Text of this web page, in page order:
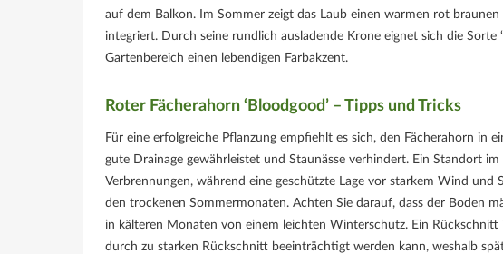
auf dem Balkon. Im Sommer zeigt das Laub einen warmen rot
integriert. Durch seine rundlich ausladende Krone eignet sich die Sorte
Gartenbereich einen lebendigen Farbakzent.
Roter Fächerahorn ‘Bloodgood’ – Tipps und Tricks
Für eine erfolgreiche Pflanzung empfiehlt es sich, den Fächerahorn in
gute Drainage gewährleistet und Staunässe verhindert. Ein Standort
Verbrennungen, während eine geschützte Lage vor starkem Wind und
den trockenen Sommermonaten. Achten Sie darauf, dass der Boden
in kälteren Monaten von einem leichten Winterschutz. Ein
durch zu starken Rückschnitt beeinträchtigt werden kann, weshalb